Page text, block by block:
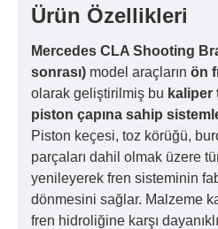
Ürün Özellikleri
Mercedes CLA Shooting
sonrası) model araçların ön
olarak geliştirilmiş bu kaliper
piston çapına sahip
Piston keçesi, toz körüğü,
parçaları dahil olmak üzere
yenileyerek fren sisteminin
dönmesini sağlar. Malzeme
fren hidroliğine karşı